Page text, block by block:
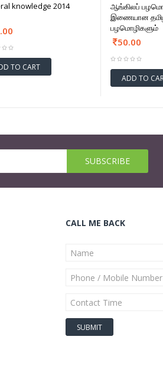
knowledge 2014
TO CART
ஆங்கிலப்
இணையான
பழமொழிகளும்
50.00
ADD TO
CALL ME BACK